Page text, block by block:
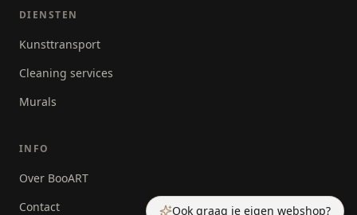
Ook graag je eigen webshop?
DIENSTEN
Kunsttransport
Cleaning services
Murals
INFO
Over BooART
Contact